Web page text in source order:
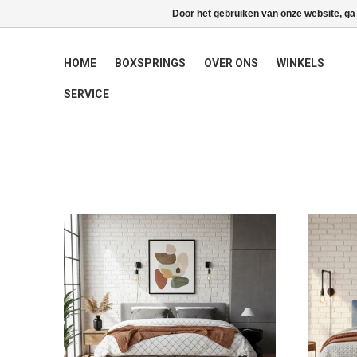
HOME BOXSPRINGS OVER ONS WINKELS
SERVICE
Door het gebruiken van onze website,